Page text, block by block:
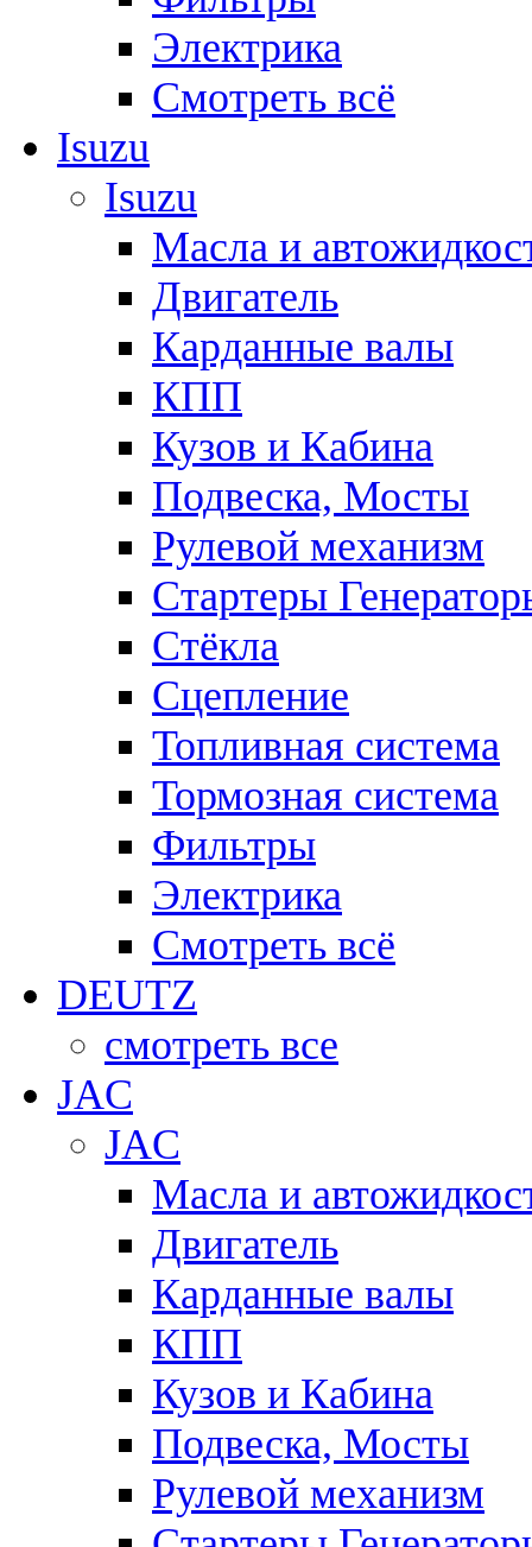
Электрика
Смотреть всё
Isuzu
Isuzu
Масла и
Двигатель
Карданные валы
КПП
Кузов и Кабина
Подвеска, Мосты
Рулевой механизм
Стартеры
Стёкла
Сцепление
Топливная система
Тормозная система
Фильтры
Электрика
Смотреть всё
DEUTZ
смотреть все
JAC
JAC
Масла и
Двигатель
Карданные валы
КПП
Кузов и Кабина
Подвеска, Мосты
Рулевой механизм